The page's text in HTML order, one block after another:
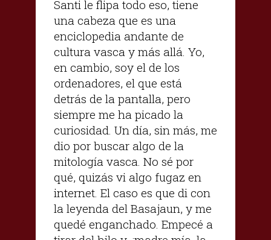
Santi le flipa todo eso, tiene
una cabeza que es una
enciclopedia andante de
cultura vasca y más allá. Yo,
en cambio, soy el de los
ordenadores, el que está
detrás de la pantalla, pero
siempre me ha picado la
curiosidad. Un día, sin más, me
dio por buscar algo de la
mitología vasca. No sé por
qué, quizás vi algo fugaz en
internet. El caso es que di con
la leyenda del Basajaun, y me
quedé enganchado. Empecé a